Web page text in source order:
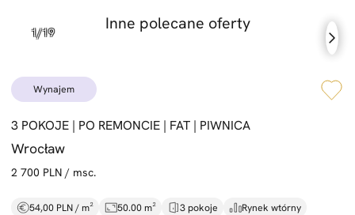
Inne polecane oferty
wynajem
3 POKOJE | PO REMONCIE | FAT | PIWNICA
Wrocław
2 700 PLN / msc.
54,00 PLN / m² 50.00 m² 3 pokoje
Rynek wtórny